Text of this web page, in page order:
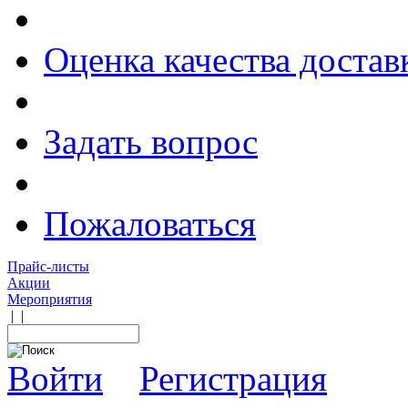
Оценка качества
Задать вопрос
Пожаловаться
Прайс-листы
Акции
Мероприятия
| |
Войти
Регистрация